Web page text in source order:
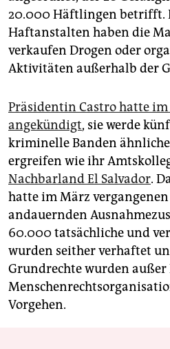
20.000 Häftlingen betrifft.
Haftanstalten haben die
verkaufen Drogen oder
Aktivitäten außerhalb der
Präsidentin Castro hatte im
angekündigt, sie werde
kriminelle Banden
ergreifen wie ihr
Nachbarland El Salvador.
hatte im März
andauernden
60.000 tatsächliche und
wurden seither verhaftet
Grundrechte wurden außer
Vorgehen.